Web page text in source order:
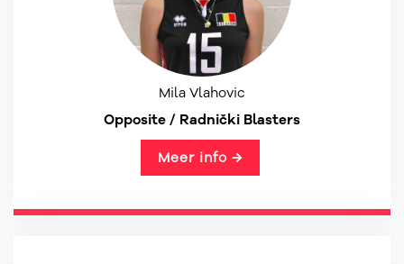
Mila Vlahovic
Opposite / Radnički Blasters
Meer info →